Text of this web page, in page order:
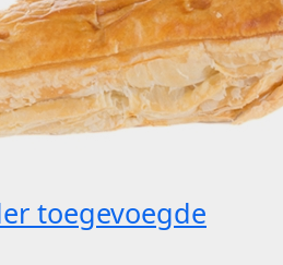
toegevoegde